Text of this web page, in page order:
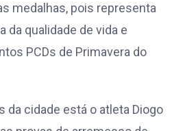
medalhas, pois representa
da qualidade de vida e
PCDs de Primavera do
da cidade está o atleta Diogo